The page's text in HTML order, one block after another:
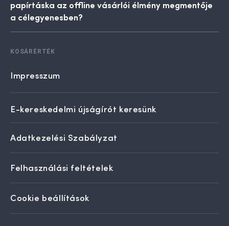
papírtáska az offline vásárlói élmény megmentője
a célegyenesben?
KOSÁRÉRTÉK
Impresszum
E-kereskedelmi újságírót keresünk
Adatkezelési Szabályzat
Felhasználási feltételek
Cookie beállítások